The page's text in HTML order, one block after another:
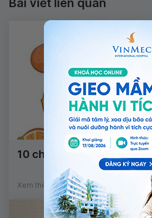
Bài viết liên quan
10 chất dinh dưỡng tốt
Xem thêm